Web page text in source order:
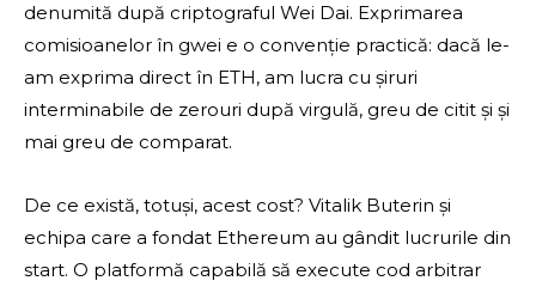
denumită după criptograful Wei Dai. Exprimarea
comisioanelor în gwei e o convenție practică: dacă le-
am exprima direct în ETH, am lucra cu șiruri
interminabile de zerouri după virgulă, greu de citit și și
mai greu de comparat.
De ce există, totuși, acest cost? Vitalik Buterin și
echipa care a fondat Ethereum au gândit lucrurile din
start. O platformă capabilă să execute cod arbitrar